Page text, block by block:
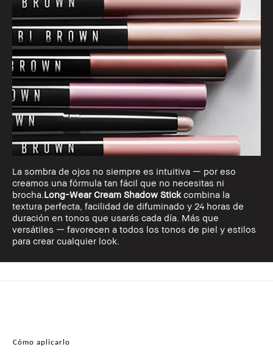
La sombra de ojos no siempre es intuitiva — por eso
creamos una fórmula tan fácil que no necesitas ni
brocha. Long-Wear Cream Shadow Stickcombina la
textura perfecta, facilidad de difuminado y 24 horas de
duración en tonos que usarás cada día. Más que
versátiles — favorecen a todos los tonos de piel y estilos
para crear cualquier look.
Cómo aplicarlo